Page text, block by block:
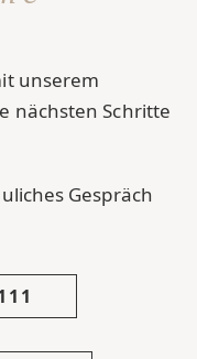
unserem
nächsten Schritte
Gespräch